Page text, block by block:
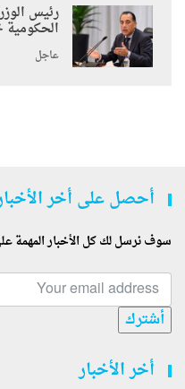
رئيس
الحكومية
عاجل
أحصل على أخر
سوف نرسل لك كل الأخبار المهمة
أشترك
أخر الأخبار